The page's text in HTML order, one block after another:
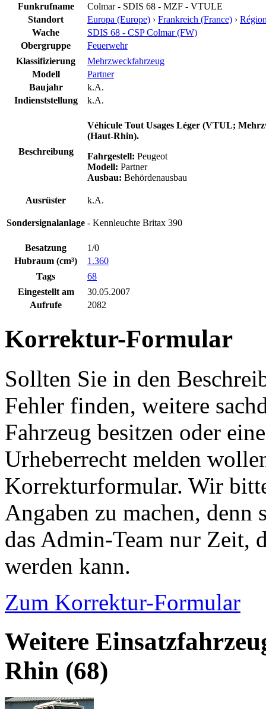
Funkrufname
Colmar - SDIS 68 - MZF - VTULE
Standort
Europa (Europe) › Frankreich (France) ›
Wache
SDIS 68 - CSP Colmar (FW)
Obergruppe
Feuerwehr
Klassifizierung
Mehrzweckfahrzeug
Modell
Partner
Baujahr
k.A.
Indienststellung
k.A.
Beschreibung
Véhicule Tout Usages Léger (VTUL;
(Haut-Rhin).
Fahrgestell: Peugeot
Modell: Partner
Ausbau: Behördenausbau
Ausrüster k.A.
Sondersignalanlage - Kennleuchte Britax 390
Besatzung
1/0
Hubraum (cm³)
1.360
Tags
68
Eingestellt am
30.05.2007
Aufrufe
2082
Korrektur-Formular
Sollten Sie in den
Fehler finden, weitere
Fahrzeug besitzen oder
Urheberrecht melden
Korrekturformular. Wir
Angaben zu machen,
das Admin-Team nur Zeit,
werden kann.
Zum Korrektur-Formular
Weitere
Rhin (68)